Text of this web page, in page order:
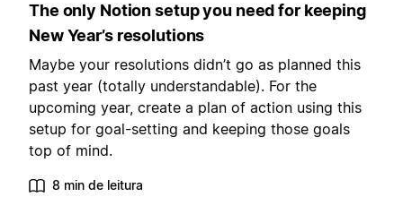
The only Notion setup you need for keeping
New Year’s resolutions
Maybe your resolutions didn’t go as planned this
past year (totally understandable). For the
upcoming year, create a plan of action using this
setup for goal-setting and keeping those goals
top of mind.
8 min de leitura